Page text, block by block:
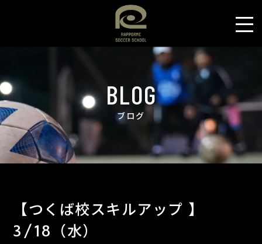
BLOG
ブログ
【つくば校スキルアップ 】
3/18（水）